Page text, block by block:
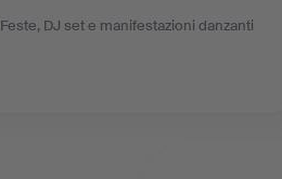
Feste, DJ set e manifestazioni danzanti